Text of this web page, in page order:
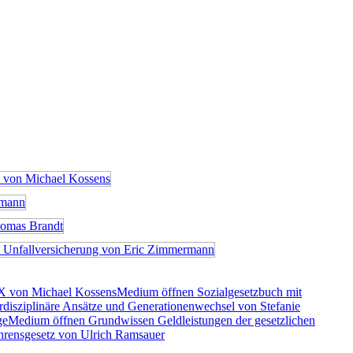
von Michael KossensMedium öffnen Sozialgesetzbuch mit
Ansätze und Generationenwechsel von Stefanie
Medium öffnen Grundwissen Geldleistungen der gesetzlichen
von Ulrich Ramsauer